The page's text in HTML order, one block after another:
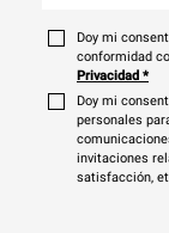
Doy mi
conformidad
Privacidad *
Doy mi
personales
invitaciones
satisfacción,